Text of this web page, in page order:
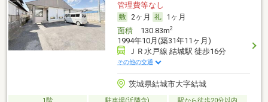
管理費等なし
2ヶ月
1ヶ月
面積130.83m2
1994年10月(築31年11ヶ月)
ＪＲ水戸線 結城駅 徒歩16分
その他の交通
茨城県結城市大字結城